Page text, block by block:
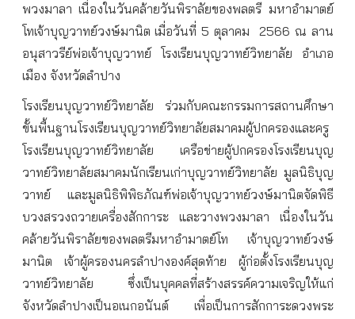
พวงมาลา เนื่องในวันคล้ายวันพิราลัยของพลตรี มหาอำมาตย์
โทเจ้าบุญวาทย์วงษ์มานิต เมื่อวันที่ 5ตุลาคม 2566 ณ ลาน
อนุสาวรีย์พ่อเจ้าบุญวาทย์
โรงเรียนบุญวาทย์วิทยาลัย
อำเภอ
เมือง จังหวัดลำปาง
โรงเรียนบุญวาทย์วิทยาลัย
ร่วมกับคณะกรรมการสถานศึกษา
ขั้นพื้นฐานโรงเรียนบุญวาทย์วิทยาลัยสมาคมผู้ปกครองและครู
โรงเรียนบุญวาทย์วิทยาลัย
เครือข่ายผู้ปกครองโรงเรียนบุญ
วาทย์วิทยาลัยสมาคมนักเรียนเก่าบุญวาทย์วิทยาลัย มูลนิธิบุญ
วาทย์
และมูลนิธิพิพิธภัณฑ์พ่อเจ้าบุญวาทย์วงษ์มานิตจัดพิธี
บวงสรวงถวายเครื่องสักการะ
และวางพวงมาลา
เนื่องในวัน
คล้ายวันพิราลัยของพลตรีมหาอำมาตย์โท
เจ้าบุญวาทย์วงษ์
มานิต
เจ้าผู้ครองนครลำปางองค์สุดท้าย
ผู้ก่อตั้งโรงเรียนบุญ
วาทย์วิทยาลัย
ซึ่งเป็นบุคคลที่สร้างสรรค์ความเจริญให้แก่
จังหวัดลำปางเป็นอเนกอนันต์
เพื่อเป็นการสักการะดวงพระ